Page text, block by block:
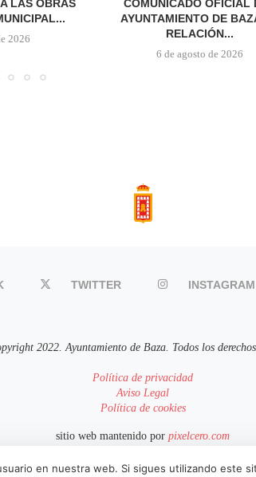
LAS OBRAS
2026
COMUNICADO OFICIAL
AYUNTAMIENTO DE
RELACIÓN...
6 de agosto de 2026
TWITTER INSTAGRAM
2022. Ayuntamiento de Baza. Todos los derechos
Política de privacidad
Aviso Legal
Política de cookies
sitio web mantenido por pixelcero.com
IR ARRIBA
en nuestra web. Si sigues utilizando este